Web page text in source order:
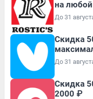
на
До 31
Скидка
До 31
Скидка
2000 ₽